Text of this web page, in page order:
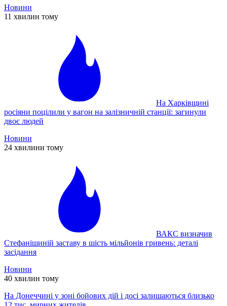
Новини
11 хвилин тому
На Харківщині
росіяни поцілили у вагон на залізничній станції: загинули
двоє людей
Новини
24 хвилини тому
ВАКС визначив
Стефанішиній заставу в шість мільйонів гривень: деталі
засідання
Новини
40 хвилин тому
На Донеччині у зоні бойових дій і досі залишаються близько